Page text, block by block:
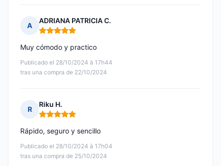
A
ADRIANA PATRICIA C.
Nota: 5 de 5
Publicado el 28/10/2024 à 17h44
tras una compra de 22/10/2024
Muy cómodo y practico
R
Riku H.
Nota: 5 de 5
Publicado el 28/10/2024 à 17h04
tras una compra de 25/10/2024
Rápido, seguro y sencillo